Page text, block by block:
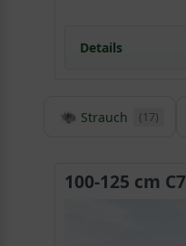
Details
Herkunft und
Traumhafte
Junge Züchtung
Strauch (17)
100-125 cm C7